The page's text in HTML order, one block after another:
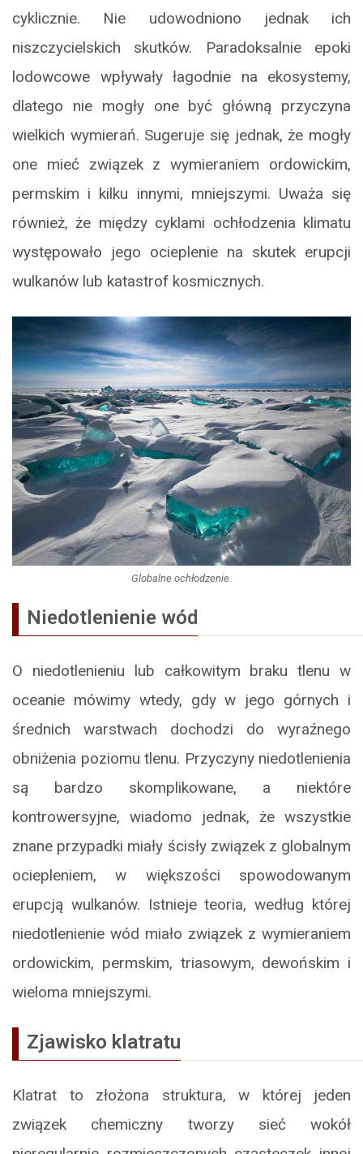
cyklicznie. Nie udowodniono jednak ich
niszczycielskich skutków. Paradoksalnie epoki
lodowcowe wpływały łagodnie na ekosystemy,
dlatego nie mogły one być główną przyczyna
wielkich wymierań. Sugeruje się jednak, że mogły
one mieć związek z wymieraniem ordowickim,
permskim i kilku innymi, mniejszymi. Uważa się
również, że między cyklami ochłodzenia klimatu
występowało jego ocieplenie na skutek erupcji
wulkanów lub katastrof kosmicznych.
Globalne ochłodzenie.
Niedotlenienie wód
O niedotlenieniu lub całkowitym braku tlenu w
oceanie mówimy wtedy, gdy w jego górnych i
średnich warstwach dochodzi do wyraźnego
obniżenia poziomu tlenu. Przyczyny niedotlenienia
są bardzo skomplikowane, a niektóre
kontrowersyjne, wiadomo jednak, że wszystkie
znane przypadki miały ścisły związek z globalnym
ociepleniem, w większości spowodowanym
erupcją wulkanów. Istnieje teoria, według której
niedotlenienie wód miało związek z wymieraniem
ordowickim, permskim, triasowym, dewońskim i
wieloma mniejszymi.
Zjawisko klatratu
Klatrat to złożona struktura, w której jeden
związek chemiczny tworzy sieć wokół